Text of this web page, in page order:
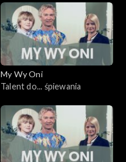
My Wy Oni
Talent do... śpiewania